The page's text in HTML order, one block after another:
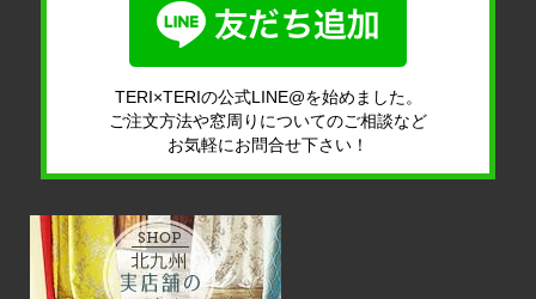
TERI×TERIの公式LINE@を始めました。
ご注文方法や窓周りについてのご相談など
お気軽にお問合せ下さい！